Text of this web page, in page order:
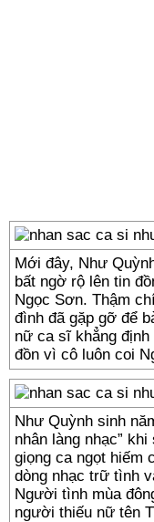
Mới đây, Như
bất ngờ rộ lên tin
Ngọc Sơn. Thậm
đình đã gặp gỡ để
nữ ca sĩ khẳng định
đồn vì cô luôn coi
Như Quỳnh sinh
nhân làng nhạc”
giọng ca ngọt hiếm
dòng nhạc trữ tình
Người tình mùa
người thiếu nữ tên